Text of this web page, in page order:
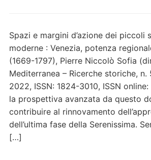
Spazi e margini d’azione dei piccoli
moderne : Venezia, potenza
(1669-1797), Pierre Niccolò Sofia
Mediterranea – Ricerche storiche, n.
2022, ISSN: 1824-3010, ISSN
la prospettiva avanzata da questo
contribuire al rinnovamento
dell’ultima fase della Serenissima.
[…]